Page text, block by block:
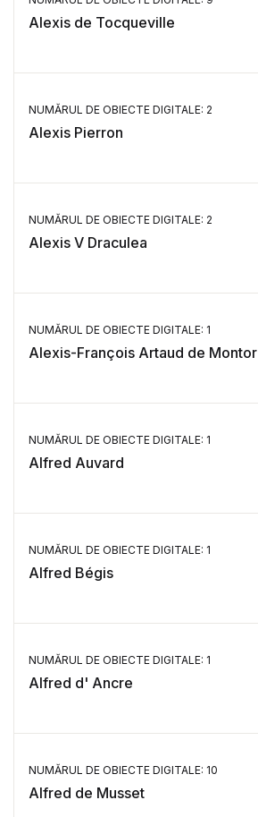
Alexis de Tocqueville
NUMĂRUL DE OBIECTE DIGITALE: 2
Alexis Pierron
NUMĂRUL DE OBIECTE DIGITALE: 2
Alexis V Draculea
NUMĂRUL DE OBIECTE DIGITALE: 1
Alexis-François Artaud de Montor
NUMĂRUL DE OBIECTE DIGITALE: 1
Alfred Auvard
NUMĂRUL DE OBIECTE DIGITALE: 1
Alfred Bégis
NUMĂRUL DE OBIECTE DIGITALE: 1
Alfred d' Ancre
NUMĂRUL DE OBIECTE DIGITALE: 10
Alfred de Musset